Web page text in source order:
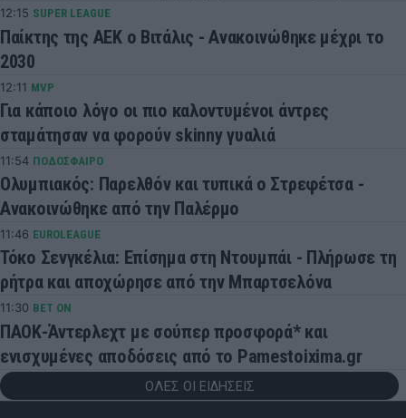
12:15 SUPER LEAGUE
Παίκτης της ΑΕΚ ο Βιτάλις - Ανακοινώθηκε μέχρι το
2030
12:11 MVP
Για κάποιο λόγο οι πιο καλοντυμένοι άντρες
σταμάτησαν να φορούν skinny γυαλιά
11:54 ΠΟΔΟΣΦΑΙΡΟ
Ολυμπιακός: Παρελθόν και τυπικά ο Στρεφέτσα -
Ανακοινώθηκε από την Παλέρμο
11:46 EUROLEAGUE
Τόκο Σενγκέλια: Επίσημα στη Ντουμπάι - Πλήρωσε τη
ρήτρα και αποχώρησε από την Μπαρτσελόνα
11:30 BET ON
ΠΑΟΚ-Άντερλεχτ με σούπερ προσφορά* και
ενισχυμένες αποδόσεις από το Pamestoixima.gr
ΟΛΕΣ ΟΙ ΕΙΔΗΣΕΙΣ